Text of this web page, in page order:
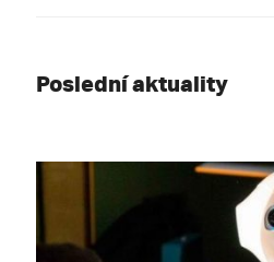
Poslední aktuality